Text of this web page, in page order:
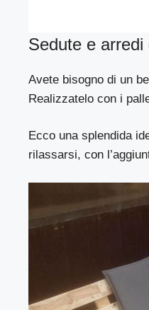
Sedute e arredi
Avete bisogno di un
Realizzatelo con i
Ecco una splendida
rilassarsi, con